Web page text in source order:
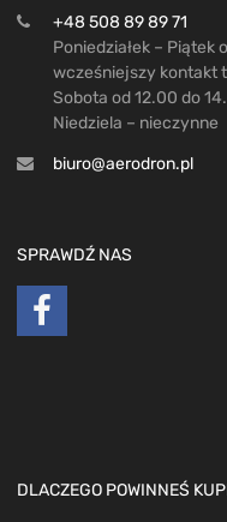
+48 508 89 89 71
Poniedziałek – Piątek
wcześniejszy kontakt
Sobota od 12.00 do
Niedziela – nieczynne
biuro@aerodron.pl
SPRAWDŹ NAS
DLACZEGO POWINNEŚ